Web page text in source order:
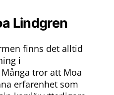
Lindgren
finns det alltid
i
tror att Moa
erfarenhet som